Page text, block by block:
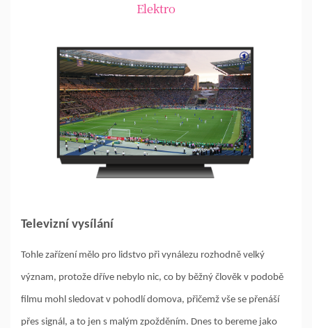
Elektro
Televizní vysílání
Tohle zařízení mělo pro lidstvo při vynálezu rozhodně velký
význam, protože dříve nebylo nic, co by běžný člověk v podobě
filmu mohl sledovat v pohodlí domova, přičemž vše se přenáší
přes signál, a to jen s malým zpožděním. Dnes to bereme jako